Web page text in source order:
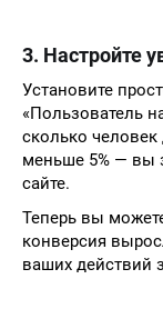
3. Настройте
Установите
«Пользователь
сколько
меньше 5% — вы
сайте.
Теперь вы
конверсия
ваших действий